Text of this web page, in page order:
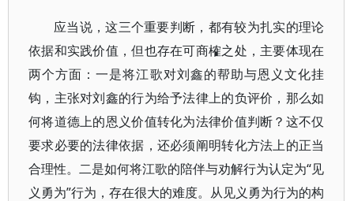
应当说，这三个重要判断，都有较为扎实的理论
依据和实践价值，但也存在可商榷之处，主要体现在
两个方面：一是将江歌对刘鑫的帮助与恩义文化挂
钩，主张对刘鑫的行为给予法律上的负评价，那么如
何将道德上的恩义价值转化为法律价值判断？这不仅
要求必要的法律依据，还必须阐明转化方法上的正当
合理性。二是如何将江歌的陪伴与劝解行为认定为“见
义勇为”行为，存在很大的难度。从见义勇为行为的构